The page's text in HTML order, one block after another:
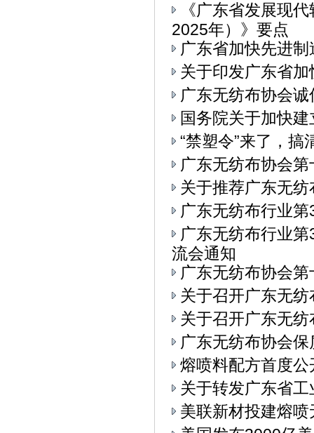
《广东省发展现
2025年）》要点
广东省加快先进
关于印发广东省
广东无纺布协会
国务院关于加快
“禁塑令”来了，
广东无纺布协会
关于推荐广东无
广东无纺布行业
广东无纺布行业
流会通知
广东无纺布协会
关于召开广东无
关于召开广东无
广东无纺布协会
熔喷料配方首度
关于转发广东省
美联新材投建熔喷